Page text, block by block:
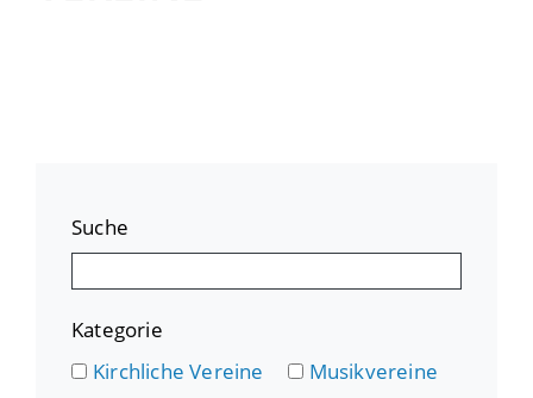
Suche
Kategorie
Kirchliche Vereine
Musikvereine